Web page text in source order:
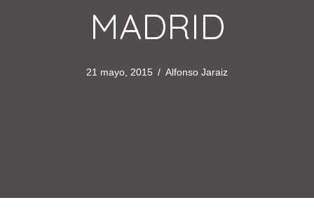
MADRID
21 mayo, 2015 / Alfonso Jaraiz